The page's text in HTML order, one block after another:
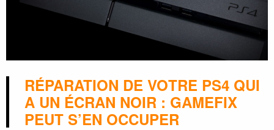
RÉPARATION DE VOTRE PS4 QUI
A UN ÉCRAN NOIR : GAMEFIX
PEUT S’EN OCCUPER